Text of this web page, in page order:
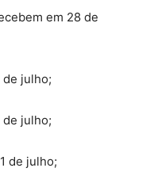
em 28 de
de julho;
de julho;
de julho;